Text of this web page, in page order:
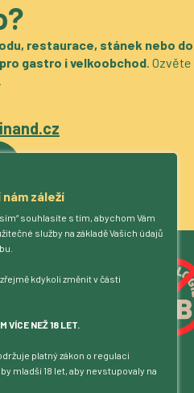
záleží
souhlasíte s tím, abychom Vám
služby na základě Vašich údajů
kdykoli změnit v části
NEŽ 18 LET.
platný zákon o regulaci
mladší 18 let, aby nevstupovaly na
restaurace, stánek nebo do
pro gastro i velkoobchod. Ozvěte
.